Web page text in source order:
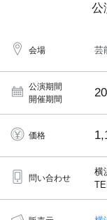
公
会場 芸
公演期間
開催期間
価格
問い合わせ
横